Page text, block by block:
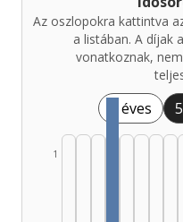
Az oszlopokra kattintva
a listában. A díjak
vonatkoznak,
1 éves
1